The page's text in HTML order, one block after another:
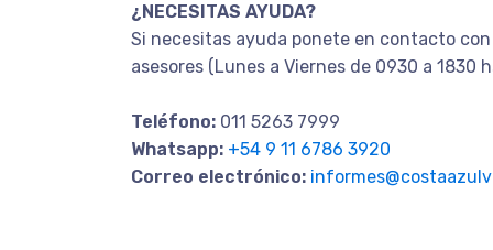
¿NECESITAS AYUDA?
Si necesitas ayuda ponete en contacto
asesores (Lunes a Viernes de 0930 a 1830
Teléfono: 011 5263 7999
Whatsapp: +54 9 11 6786 3920
Correo electrónico: